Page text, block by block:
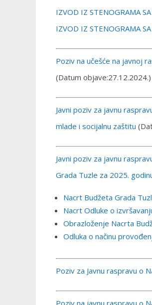
IZVOD IZ STENOGRAMA
IZVOD IZ STENOGRAMA
Poziv na učešće na javnoj
(Datum objave:27.12.2024.)
Javni poziv za javnu
mlade i socijalnu zaštitu
Javni poziv za javnu
Grada Tuzle za 2025.
Nacrt Budžeta Grada
Nacrt Odluke o
Obrazloženje Nacrta
Odluka o načinu
Poziv za Javnu raspravu o
Poziv na javnu raspravu o